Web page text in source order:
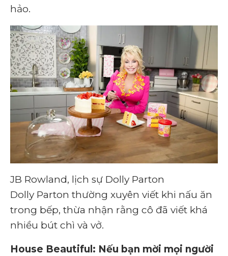
hảo.
JB Rowland, lịch sự Dolly Parton
Dolly Parton thường xuyên viết khi nấu ăn
trong bếp, thừa nhận rằng cô đã viết khá
nhiều bút chì và vở.
House Beautiful: Nếu bạn mời mọi người